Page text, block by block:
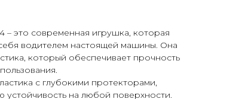
это современная игрушка, которая
водителем настоящей машины. Она
который обеспечивает прочность
с глубокими протекторами,
на любой поверхности.